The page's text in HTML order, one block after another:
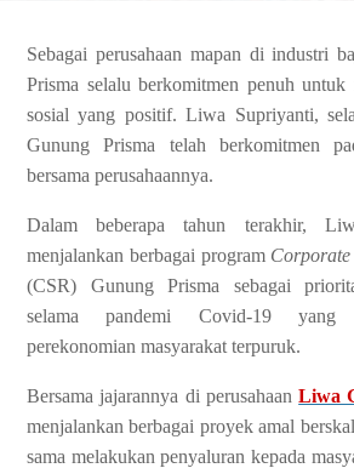
Sebagai perusahaan mapan di industri
Prisma selalu berkomitmen penuh untuk
sosial yang positif. Liwa Supriyanti,
Gunung Prisma telah berkomitmen
bersama perusahaannya.
Dalam beberapa tahun terakhir,
menjalankan berbagai program
(CSR) Gunung Prisma sebagai
selama pandemi Covid-19 yang
perekonomian masyarakat terpuruk.
Bersama jajarannya di perusahaanLiwa
menjalankan berbagai proyek amal
sama melakukan penyaluran kepada